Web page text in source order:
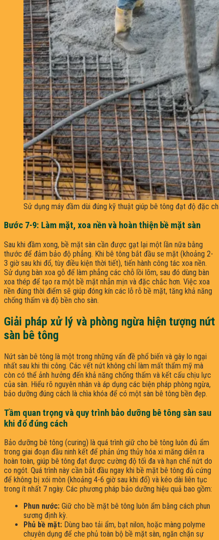
Sử dụng máy đầm dùi đúng kỹ thuật giúp bê tông đạt độ đặc
Bước 7-9: Làm mặt, xoa nền và hoàn thiện bề mặt sàn
Sau khi đầm xong, bề mặt sàn cần được gạt lại một lần nữa bằng
thước để đảm bảo độ phẳng. Khi bê tông bắt đầu se mặt (khoảng 2-
3 giờ sau khi đổ, tùy điều kiện thời tiết), tiến hành công tác xoa nền.
Sử dụng bàn xoa gỗ để làm phẳng các chỗ lồi lõm, sau đó dùng bàn
xoa thép để tạo ra một bề mặt nhẵn mịn và đặc chắc hơn. Việc xoa
nền đúng thời điểm sẽ giúp đóng kín các lỗ rỗ bề mặt, tăng khả năng
chống thấm và độ bền cho sàn.
Giải pháp xử lý và phòng ngừa hiện tượng nứt
sàn bê tông
Nứt sàn bê tông là một trong những vấn đề phổ biến và gây lo ngại
nhất sau khi thi công. Các vết nứt không chỉ làm mất thẩm mỹ mà
còn có thể ảnh hưởng đến khả năng chống thấm và kết cấu chịu lực
của sàn. Hiểu rõ nguyên nhân và áp dụng các biện pháp phòng ngừa,
bảo dưỡng đúng cách là chìa khóa để có một sàn bê tông bền đẹp.
Tầm quan trọng và quy trình bảo dưỡng bê tông sàn sau
khi đổ đúng cách
Bảo dưỡng bê tông (curing) là quá trình giữ cho bê tông luôn đủ ẩm
trong giai đoạn đầu ninh kết để phản ứng thủy hóa xi măng diễn ra
hoàn toàn, giúp bê tông đạt được cường độ tối đa và hạn chế nứt do
co ngót. Quá trình này cần bắt đầu ngay khi bề mặt bê tông đủ cứng
để không bị xói mòn (khoảng 4-6 giờ sau khi đổ) và kéo dài liên tục
trong ít nhất 7 ngày. Các phương pháp bảo dưỡng hiệu quả bao gồm:
Phun nước: Giữ cho bề mặt bê tông luôn ẩm bằng cách phun
sương định kỳ.
Phủ bề mặt: Dùng bao tải ẩm, bạt nilon, hoặc màng polyme
chuyên dụng để che phủ toàn bộ bề mặt sàn, ngăn chặn sự